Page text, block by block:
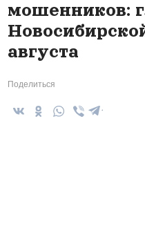
мошенников:
августа
Поделиться